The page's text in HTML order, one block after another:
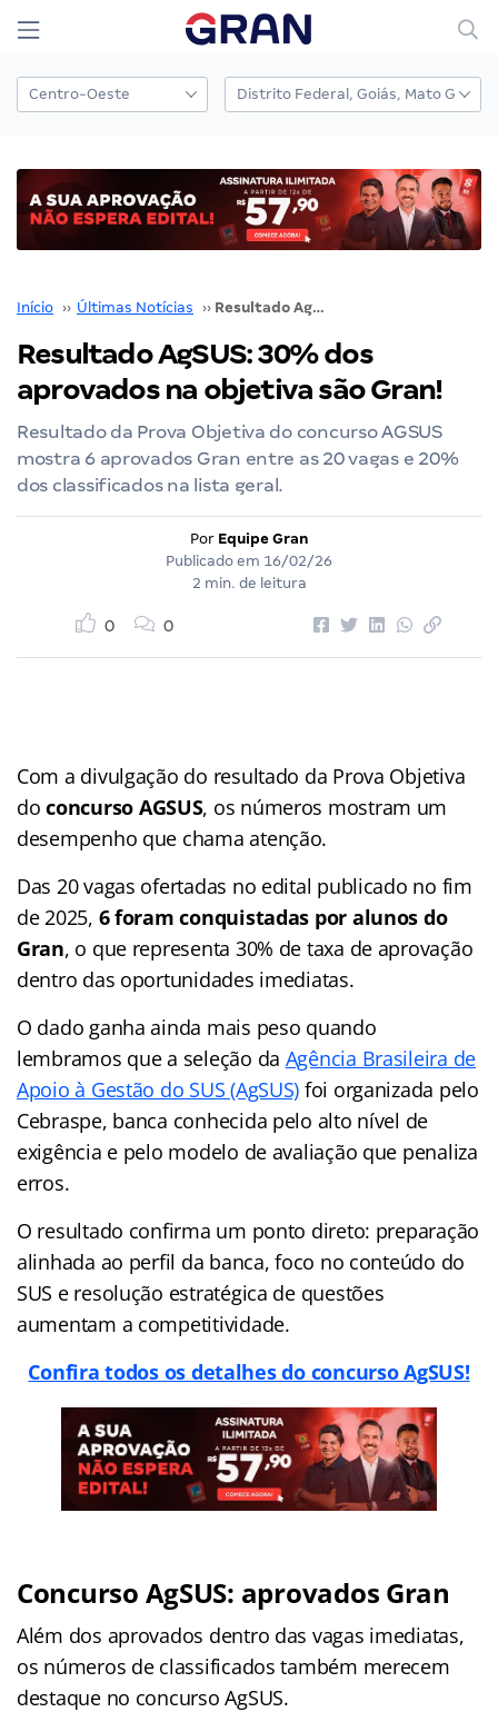
Início ›› Últimas Notícias ›› Resultado AgSUS: 30% dos aprovados na objetiva são Gran!
Resultado AgSUS: 30% dos
aprovados na objetiva são Gran!
Resultado da Prova Objetiva do concurso AGSUS
mostra 6 aprovados Gran entre as 20 vagas e 20%
dos classificados na lista geral.
Por Equipe Gran
Publicado em 16/02/26
2 min. de leitura
0 0
Com a divulgação do resultado da Prova Objetiva
doconcurso AGSUS, os números mostram um
desempenho que chama atenção.
Das 20 vagas ofertadas no edital publicado no fim
de 2025, 6 foram conquistadas por alunos do
Gran, o que representa 30% de taxa de aprovação
dentro das oportunidades imediatas.
O dado ganha ainda mais peso quando
lembramos que a seleção da Agência Brasileira de
Apoio à Gestão do SUS (AgSUS) foi organizada pelo
Cebraspe, banca conhecida pelo alto nível de
exigência e pelo modelo de avaliação que penaliza
erros.
O resultado confirma um ponto direto: preparação
alinhada ao perfil da banca, foco no conteúdo do
SUS e resolução estratégica de questões
aumentam a competitividade.
Confira todos os detalhes do concurso AgSUS!
Concurso AgSUS: aprovados Gran
Além dos aprovados dentro das vagas imediatas,
os números de classificados também merecem
destaque no concurso AgSUS.